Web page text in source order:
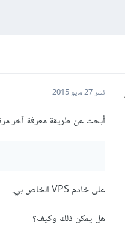
نشر27 مايو 2015
أبحث عن طريقة معرفة آخر
على خادم VPS الخاص بي.
هل يمكن ذلك وكيف؟